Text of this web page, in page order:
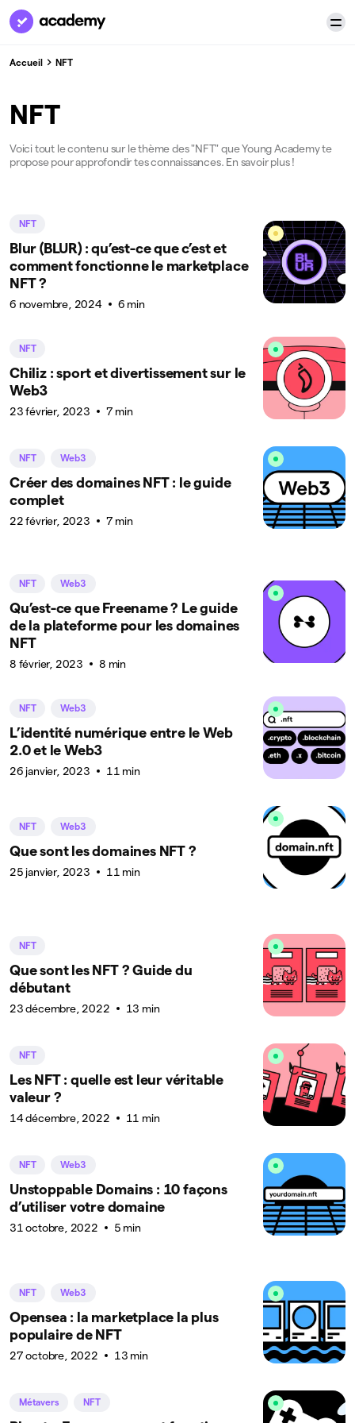
Accueil NFT
NFT
Voici tout le contenu sur le thème des "NFT" que Young Academy te
propose pour approfondir tes connaissances. En savoir plus !
NFT
Blur (BLUR) : qu’est-ce que c’est et
comment fonctionne le marketplace
NFT ?
6 novembre, 2024 6 min
NFT
Chiliz : sport et divertissement sur le
Web3
23 février, 2023 7 min
NFT Web3
Créer des domaines NFT : le guide
complet
22 février, 2023 7 min
NFT Web3
Qu’est-ce que Freename ? Le guide
de la plateforme pour les domaines
NFT
8 février, 2023 8 min
NFT Web3
L’identité numérique entre le Web
2.0 et le Web3
26 janvier, 2023 11 min
NFT Web3
Que sont les domaines NFT ?
25 janvier, 2023 11 min
NFT
Que sont les NFT ? Guide du
débutant
23 décembre, 2022 13 min
NFT
Les NFT : quelle est leur véritable
valeur ?
14 décembre, 2022 11 min
NFT Web3
Unstoppable Domains : 10 façons
d’utiliser votre domaine
31 octobre, 2022 5 min
NFT Web3
Opensea : la marketplace la plus
populaire de NFT
27 octobre, 2022 13 min
Métavers NFT